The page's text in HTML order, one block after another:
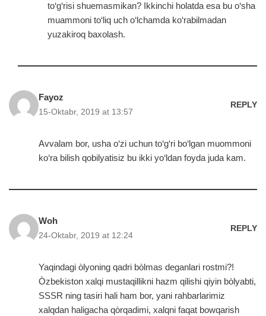
to‘g‘risi shuemasmikan? Ikkinchi holatda esa bu o‘sha
muammoni to‘liq uch o‘lchamda ko‘rabilmadan
yuzakiroq baxolash.
Fayoz
15-Oktabr, 2019 at 13:57
REPLY
Avvalam bor, usha o‘zi uchun to‘g‘ri bo‘lgan muommoni
ko‘ra bilish qobilyatisiz bu ikki yo‘ldan foyda juda kam.
Woh
24-Oktabr, 2019 at 12:24
REPLY
Yaqindagi òlyoning qadri bòlmas deganlari rostmi?!
Òzbekiston xalqi mustaqillikni hazm qilishi qiyin bòlyabti,
SSSR ning tasiri hali ham bor, yani rahbarlarimiz
xalqdan haligacha qòrqadimi, xalqni faqat bowqarish